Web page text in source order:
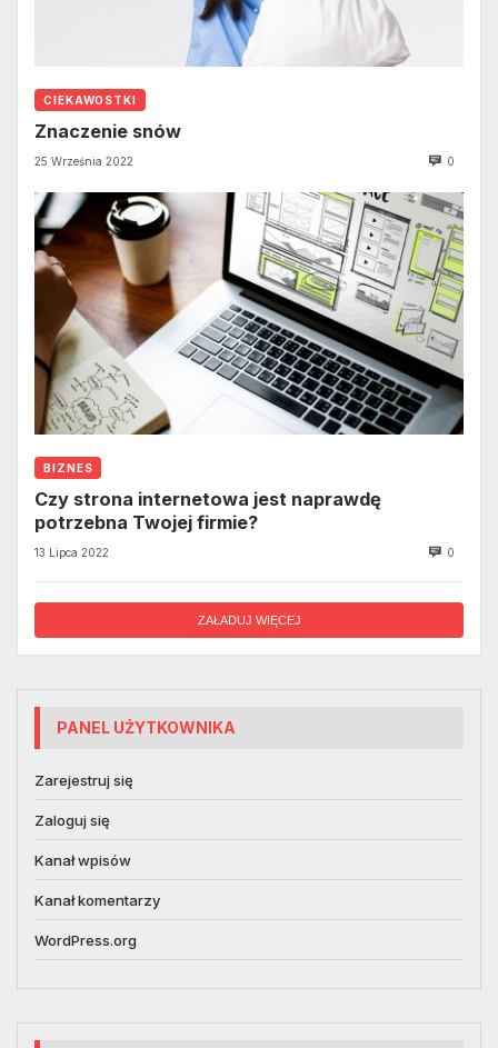
CIEKAWOSTKI
Znaczenie snów
25 Września 2022 0
BIZNES
Czy strona internetowa jest naprawdę
potrzebna Twojej firmie?
13 Lipca 2022 0
ZAŁADUJ WIĘCEJ
PANEL UŻYTKOWNIKA
Zarejestruj się
Zaloguj się
Kanał wpisów
Kanał komentarzy
WordPress.org